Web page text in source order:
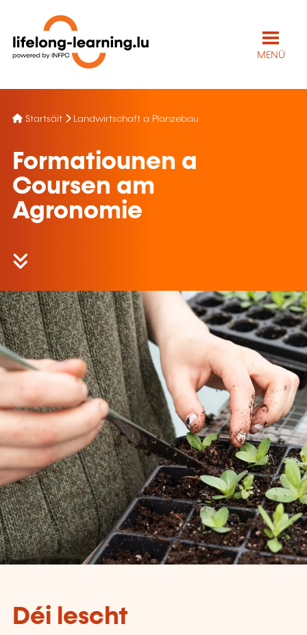
MENÜ
Startsäit Landwirtschaft a Planzebau
Formatiounen a
Coursen am
Agronomie
Déi lescht